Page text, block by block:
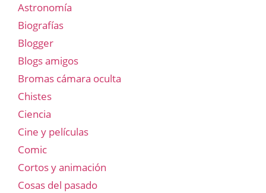
Astronomía
Biografías
Blogger
Blogs amigos
Bromas cámara oculta
Chistes
Ciencia
Cine y películas
Comic
Cortos y animación
Cosas del pasado